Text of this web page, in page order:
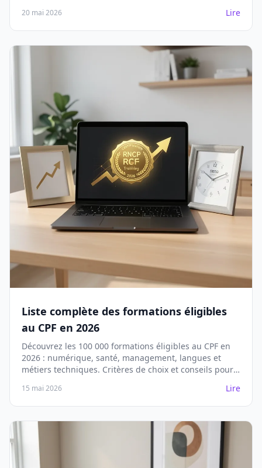
20 mai 2026 Lire
Liste complète des formations éligibles
au CPF en 2026
Découvrez les 100 000 formations éligibles au CPF en
2026 : numérique, santé, management, langues et
métiers techniques. Critères de choix et conseils pour
15 mai 2026 Lire